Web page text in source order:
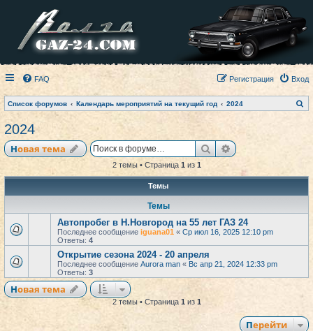
FAQ Вход
Регистрация
Список форумов Календарь мероприятий на текущий год 2024
о
2024
Новая тема ПоискРасширенный
2 темы • Страница 1из 1
Темы
Темы
Автопробег в Н.Новгород на 55 лет ГАЗ 24
Последнее сообщение iguana01 « Ср июл 16, 2025 12:10 pm
Ответы: 4
Открытие сезона 2024 - 20 апреля
Последнее сообщение Aurora man « Вс апр 21, 2024 12:33 pm
Ответы: 3
Новая тема
2 темы • Страница 1из 1
Перейти